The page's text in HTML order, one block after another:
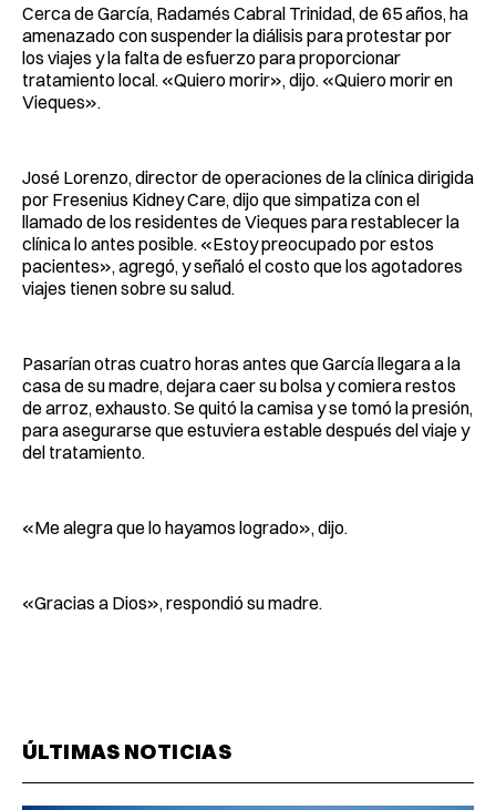
Cerca de García, Radamés Cabral Trinidad, de 65 años, ha
amenazado con suspender la diálisis para protestar por
los viajes y la falta de esfuerzo para proporcionar
tratamiento local. «Quiero morir», dijo. «Quiero morir en
Vieques».
José Lorenzo, director de operaciones de la clínica dirigida
por Fresenius Kidney Care, dijo que simpatiza con el
llamado de los residentes de Vieques para restablecer la
clínica lo antes posible. «Estoy preocupado por estos
pacientes», agregó, y señaló el costo que los agotadores
viajes tienen sobre su salud.
Pasarían otras cuatro horas antes que García llegara a la
casa de su madre, dejara caer su bolsa y comiera restos
de arroz, exhausto. Se quitó la camisa y se tomó la presión,
para asegurarse que estuviera estable después del viaje y
del tratamiento.
«Me alegra que lo hayamos logrado», dijo.
«Gracias a Dios», respondió su madre.
ÚLTIMAS NOTICIAS